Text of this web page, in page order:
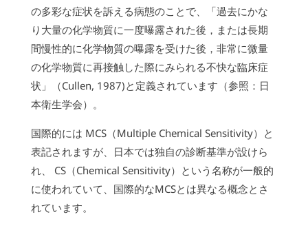
の多彩な症状を訴える病態のことで、「過去にかな
り大量の化学物質に一度曝露された後，または長期
間慢性的に化学物質の曝露を受けた後，非常に微量
の化学物質に再接触した際にみられる不快な臨床症
状」（Cullen, 1987)と定義されています（参照：日
本衛生学会）。
国際的には MCS（Multiple Chemical Sensitivity）と
表記されますが、日本では独自の診断基準が設けら
れ、 CS（Chemical Sensitivity）という名称が一般的
に使われていて、国際的なMCSとは異なる概念とさ
れています。